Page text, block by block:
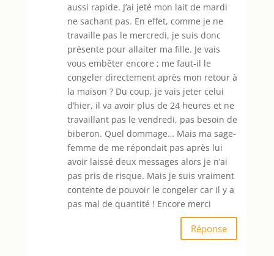
aussi rapide. J’ai jeté mon lait de mardi
ne sachant pas. En effet, comme je ne
travaille pas le mercredi, je suis donc
présente pour allaiter ma fille. Je vais
vous embêter encore ; me faut-il le
congeler directement après mon retour à
la maison ? Du coup, je vais jeter celui
d’hier, il va avoir plus de 24 heures et ne
travaillant pas le vendredi, pas besoin de
biberon. Quel dommage… Mais ma sage-
femme de me répondait pas après lui
avoir laissé deux messages alors je n’ai
pas pris de risque. Mais je suis vraiment
contente de pouvoir le congeler car il y a
pas mal de quantité ! Encore merci
Réponse